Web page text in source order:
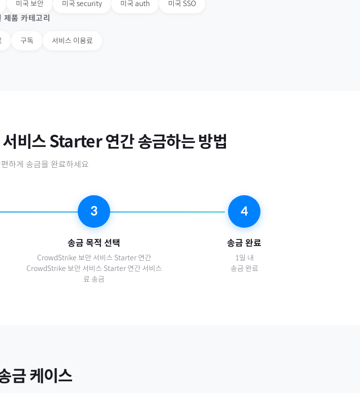
미국 보안 미국 security 미국 auth 미국 SSO
제품 카테고리
구독 서비스 이용료
비스 Starter 연간송금하는 방법
하게 송금을 완료하세요
3
송금 목적 선택
CrowdStrike 보안 서비스 Starter 연간
CrowdStrike 보안 서비스 Starter 연간 서비스
료 송금
4
송금 완료
1일 내
송금 완료
금 케이스